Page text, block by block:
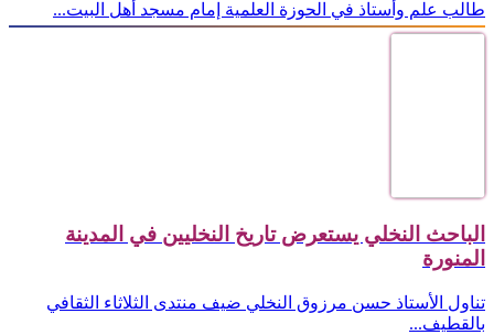
طالب علم وأستاذ في الحوزة العلمية إمام مسجد أهل البيت...
الباحث النخلي يستعرض تاريخ النخليين في المدينة
المنورة
تناول الأستاذ حسن مرزوق النخلي ضيف منتدى الثلاثاء الثقافي
بالقطيف...